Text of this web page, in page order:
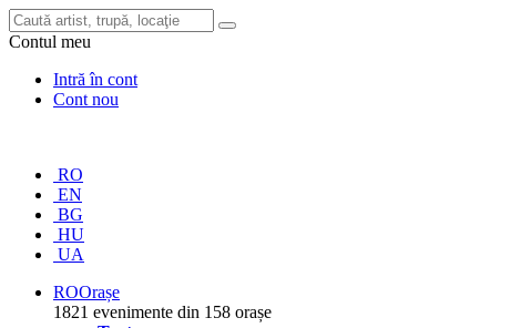
Contul meu
Intră în cont
Cont nou
RO
EN
BG
HU
UA
ROOrașe
1821 evenimente din 158 orașe